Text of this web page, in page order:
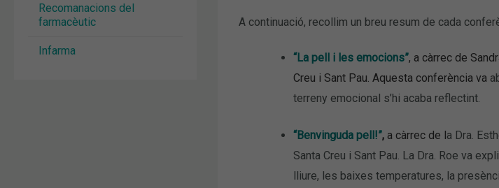
Recomanacions del
farmacèutic
Infarma
A continuació, recollim un breu resum de cada
“La pell i les emocions”, a càrrec de
Creu i Sant Pau. Aquesta conferència va
terreny emocional s’hi acaba reflectint.
“Benvinguda pell!”, a càrrec de la Dra.
Santa Creu i Sant Pau. La Dra. Roe va
lliure, les baixes temperatures, la